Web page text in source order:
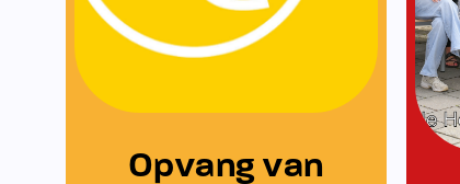
Wij werken